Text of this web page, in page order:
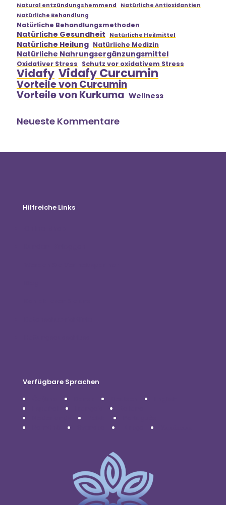
Natural entzündungshemmend
Natürliche Antioxidantien
Natürliche Behandlung
Natürliche Behandlungsmethoden
Natürliche Gesundheit Natürliche Heilmittel
Natürliche Heilung Natürliche Medizin
Natürliche Nahrungsergänzungsmittel
Oxidativer Stress Schutz vor oxidativem Stress
Vidafy Vidafy Curcumin
Vorteile von Curcumin
Vorteile von Kurkuma Wellness
Neueste Kommentare
Hilfreiche Links
Verfügbare Sprachen